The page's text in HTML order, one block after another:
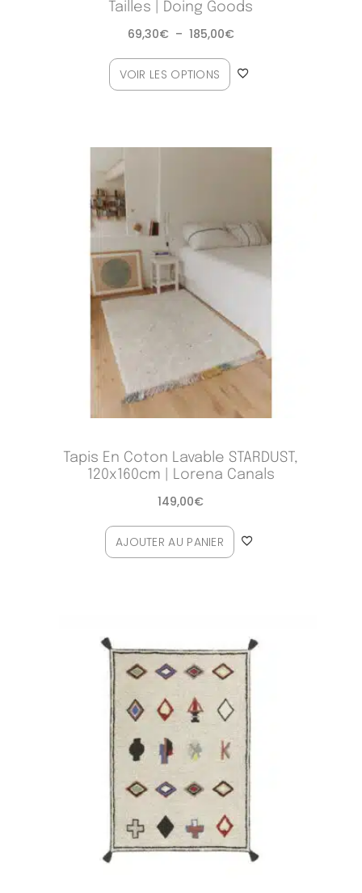
Tailles | Doing Goods
69,30€ – 185,00€
VOIR LES OPTIONS
Tapis En Coton Lavable STARDUST,
120x160cm | Lorena Canals
149,00€
AJOUTER AU PANIER